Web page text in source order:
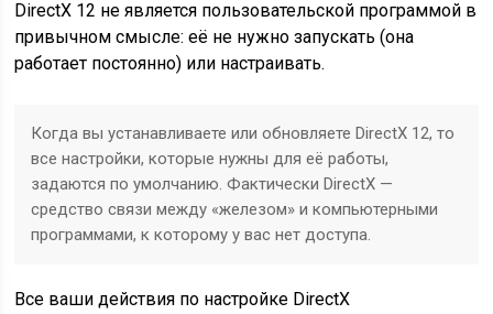
DirectX 12 не является пользовательской программой в
привычном смысле: её не нужно запускать (она
работает постоянно) или настраивать.
Когда вы устанавливаете или обновляете DirectX 12, то
все настройки, которые нужны для её работы,
задаются по умолчанию. Фактически DirectX —
средство связи между «железом» и компьютерными
программами, к которому у вас нет доступа.
Все ваши действия по настройке DirectX